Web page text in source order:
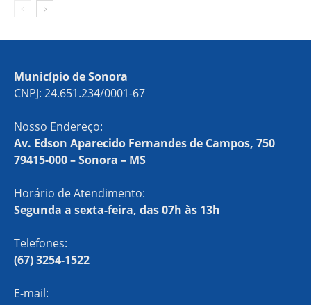
Município de Sonora
CNPJ: 24.651.234/0001-67
Nosso Endereço:
Av. Edson Aparecido Fernandes de Campos, 750
79415-000 – Sonora – MS
Horário de Atendimento:
Segunda a sexta-feira, das 07h às 13h
Telefones:
(67) 3254-1522
E-mail: